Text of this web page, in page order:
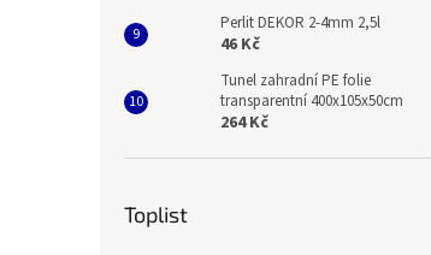
Perlit DEKOR 2-4mm 2,5l
46 Kč
Tunel zahradní PE folie
transparentní 400x105x50cm
264 Kč
Toplist